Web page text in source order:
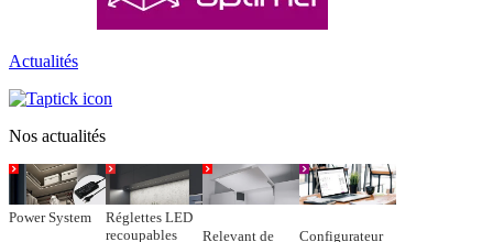
Actualités
Nos actualités
Power System
Réglettes LED
recoupables
Relevant de
Configurateur